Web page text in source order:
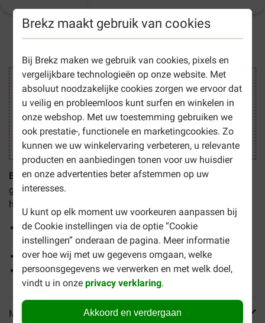
Brekz maakt gebruik van cookies
Bij Brekz maken we gebruik van cookies, pixels en
vergelijkbare technologieën op onze website. Met
absoluut noodzakelijke cookies zorgen we ervoor dat
u veilig en probleemloos kunt surfen en winkelen in
onze webshop. Met uw toestemming gebruiken we
ook prestatie-, functionele en marketingcookies. Zo
kunnen we uw winkelervaring verbeteren, u relevante
producten en aanbiedingen tonen voor uw huisdier
en onze advertenties beter afstemmen op uw
interesses.
U kunt op elk moment uw voorkeuren aanpassen bij
de Cookie instellingen via de optie “Cookie
instellingen” onderaan de pagina. Meer informatie
over hoe wij met uw gegevens omgaan, welke
persoonsgegevens we verwerken en met welk doel,
vindt u in onzeprivacy verklaring.
Akkoord en verdergaan
1-3 werkdagen levertijd, tenzij anders aangegeven
Veilig winkelen
Beaphar Oogzalf voor hond en katis een zalf om
geïrriteerde ogen en beschadigde oogleden te verhelpen bij
honden en katten.
Te gebruiken voor geïrriteerde ogen en beschadigde
oogleden
Bevat vitamine A
Geschikt voor honden en katten
Meer informatie